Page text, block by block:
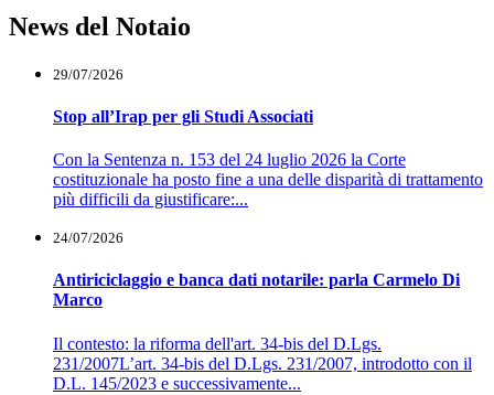
News del Notaio
29/07/2026
Stop all’Irap per gli Studi Associati
Con la Sentenza n. 153 del 24 luglio 2026 la Corte
costituzionale ha posto fine a una delle disparità di trattamento
più difficili da giustificare:...
24/07/2026
Antiriciclaggio e banca dati notarile: parla Carmelo Di
Marco
Il contesto: la riforma dell'art. 34-bis del D.Lgs.
231/2007L’art. 34-bis del D.Lgs. 231/2007, introdotto con il
D.L. 145/2023 e successivamente...